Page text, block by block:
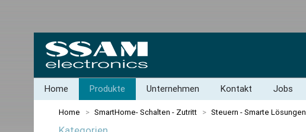
Home Produkte Unternehmen Kontakt Jobs
Home > SmartHome- Schalten - Zutritt > Steuern - Smarte Lösungen